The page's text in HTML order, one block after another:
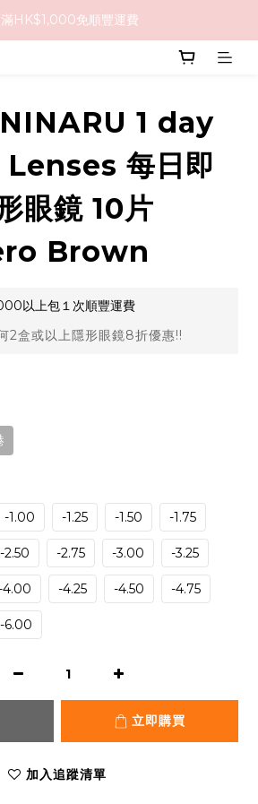
HK$1,000免順豐運費
HK$1,000免順豐運費
1 day
每日即
眼鏡 10片
Brown
以上包１次順豐運費
2盒或以上隱形眼鏡8折優惠!!
-1.00 -1.25 -1.50 -1.75
-2.50 -2.75 -3.00 -3.25
4.00 -4.25 -4.50 -4.75
-6.00
立即購買
加入追蹤清單